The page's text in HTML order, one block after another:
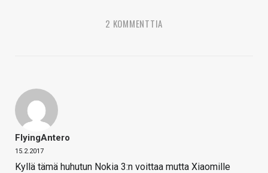
2 KOMMENTTIA
FlyingAntero
15.2.2017
Kyllä tämä huhutun Nokia 3:n voittaa mutta Xiaomille